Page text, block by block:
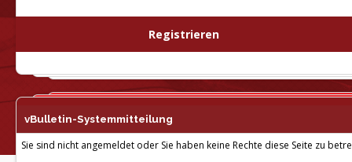
Registrieren
vBulletin-Systemmitteilung
Sie sind nicht angemeldet oder Sie haben keine Rechte diese Seite zu